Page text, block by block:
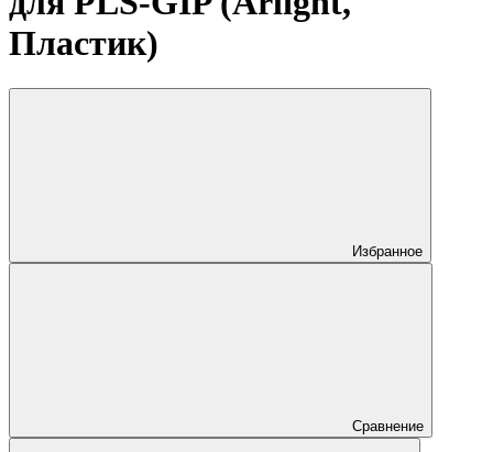
Пластик)
Избранное
Сравнение